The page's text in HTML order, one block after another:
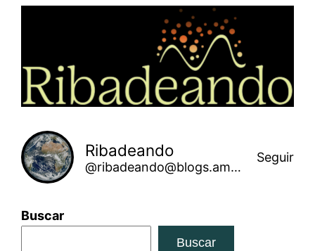
Ribadeando
@ribadeando@blogs.amarinha.gal
Seguir
Buscar
Buscar